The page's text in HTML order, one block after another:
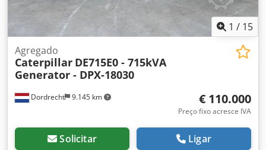
1 / 15
Dordrecht 9.145 km
Agregado
Caterpillar DE715E0 - 715kVA
Generator - DPX-18030
€ 110.000
Preço fixo acresce IVA
Solicitar Ligar